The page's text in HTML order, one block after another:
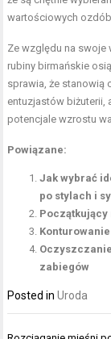
wartościowych ozdób.
Ze względu na swoje
rubiny birmańskie
sprawia, że stanowią
entuzjastów biżuterii,
potencjale wzrostu
Powiązane:
Jak wybrać
po stylach i
zabiegów
Posted inUroda